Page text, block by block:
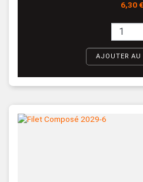
Prix
6,30 €
AJOUTER AU